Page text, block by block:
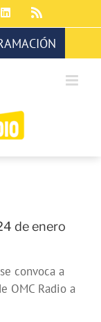
LinkedIn
de enero
convoca a
OMC Radio a